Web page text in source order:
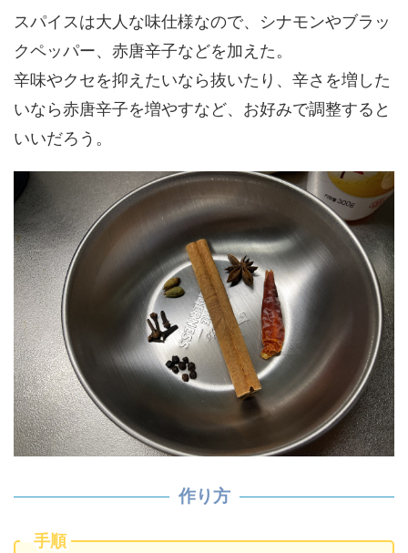
スパイスは大人な味仕様なので、シナモンやブラッ
クペッパー、赤唐辛子などを加えた。
辛味やクセを抑えたいなら抜いたり、辛さを増した
いなら赤唐辛子を増やすなど、お好みで調整すると
いいだろう。
作り方
手順